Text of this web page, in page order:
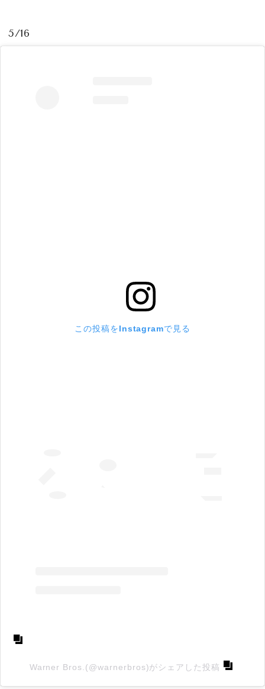
5/16
この投稿をInstagramで見る
Warner Bros.(@warnerbros)がシェアした投稿